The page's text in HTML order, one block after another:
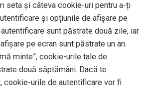
seta și câteva cookie-uri pentru a-ți
și opțiunile de afișare pe
sunt păstrate două zile, iar
pe ecran sunt păstrate un an.
minte”, cookie-urile tale de
două săptămâni. Dacă te
cookie-urile de autentificare vor fi